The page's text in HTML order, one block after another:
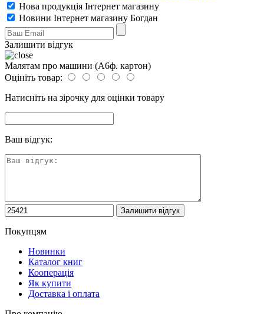
Нова продукція Інтернет магазину
Новини Інтернет магазину Богдан
Залишити відгук
Малятам про машини (А6ф. картон)
Оцініть товар:
Натисніть на зірочку для оцінки товару
Ваш відгук:
Покупцям
Новинки
Каталог книг
Кооперація
Як купити
Доставка і оплата